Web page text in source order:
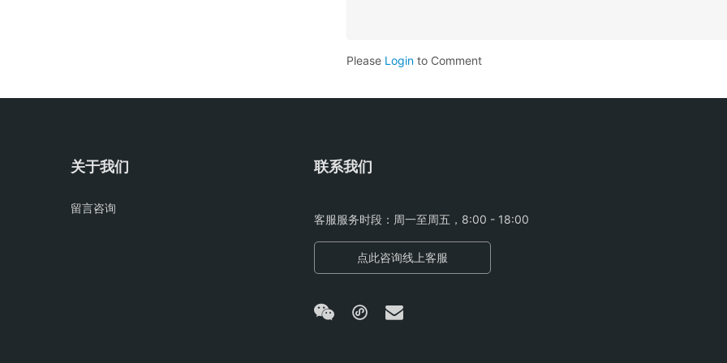
Please Login to Comment
关于我们
留言咨询
联系我们
客服服务时段：周一至周五，8:00 - 18:00
点此咨询线上客服